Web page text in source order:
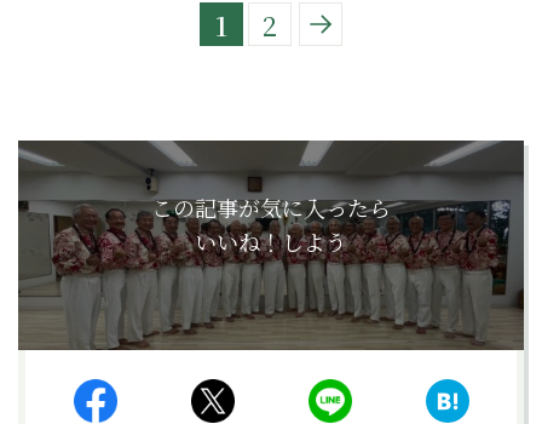
1 2
この記事が気に入ったら
いいね！しよう